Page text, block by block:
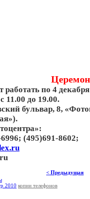
работать по 4
11.00 до 19.00.
бульвар, 8,
(495)691-8602;
< Предыдущая
2010 копии телефонов